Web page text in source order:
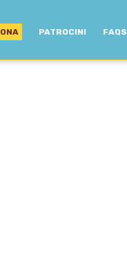
PATROCINI FAQS